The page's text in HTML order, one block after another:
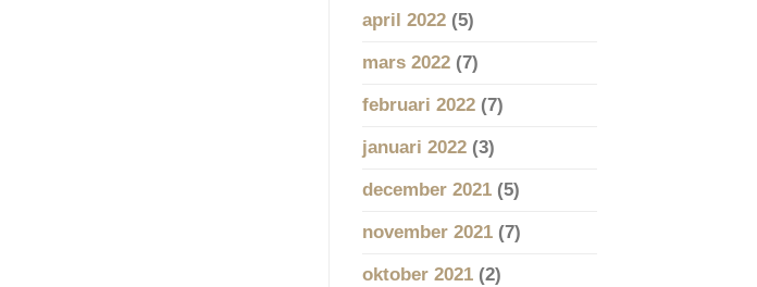
april 2022(5)
mars 2022(7)
februari 2022(7)
januari 2022(3)
december 2021(5)
november 2021(7)
oktober 2021(2)